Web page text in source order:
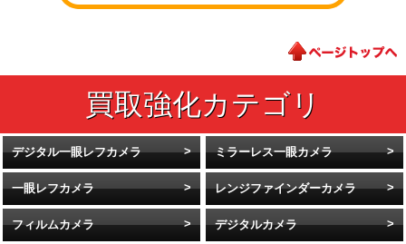
デジタル一眼レフカメラ ミラーレス一眼カメラ
一眼レフカメラ レンジファインダーカメラ
フィルムカメラ デジタルカメラ